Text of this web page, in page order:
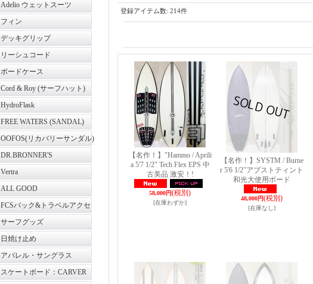
Adelio ウェットスーツ
フィン
デッキグリップ
リーシュコード
ボードケース
Cord & Roy (サーフハット)
HydroFlask
FREE WATERS (SANDAL)
OOFOS(リカバリーサンダル)
DR.BRONNER'S
Vertra
ALL GOOD
FCSバック&トラベルアクセ
サーフグッズ
日焼け止め
アパレル・サングラス
スケートボード：CARVER
登録アイテム数: 214件
【名作！】"Hammo / Aprili
a 5'7 1/2" Tech Flex EPS 中
古美品 激安！!
58,000円(税別)
[在庫わずか]
【名作！】SYSTM / Burne
r 5'6 1/2"アブストティント
和光大使用ボード
48,000円(税別)
[在庫なし]